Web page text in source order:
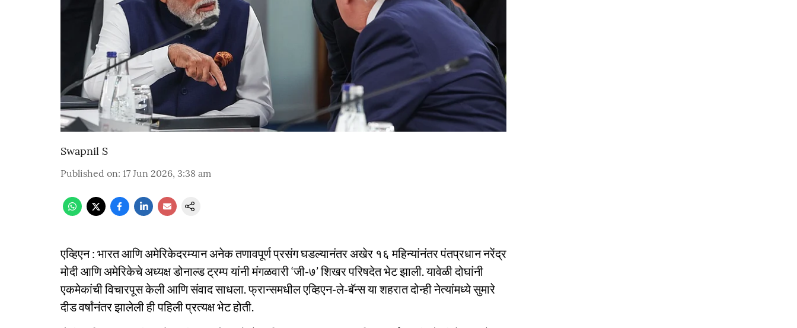
Swapnil S
Published on: 17 Jun 2026, 3:38 am
एव्हिएन : भारत आणि अमेरिकेदरम्यान अनेक तणावपूर्ण प्रसंग घडल्यानंतर अखेर १६ महिन्यांनंतर पंतप्रधान नरेंद्र
मोदी आणि अमेरिकेचे अध्यक्ष डोनाल्ड ट्रम्प यांनी मंगळवारी ‘जी-७’ शिखर परिषदेत भेट झाली. यावेळी दोघांनी
एकमेकांची विचारपूस केली आणि संवाद साधला. फ्रान्समधील एव्हिएन-ले-बॅन्स या शहरात दोन्ही नेत्यांमध्ये सुमारे
दीड वर्षांनंतर झालेली ही पहिली प्रत्यक्ष भेट होती.